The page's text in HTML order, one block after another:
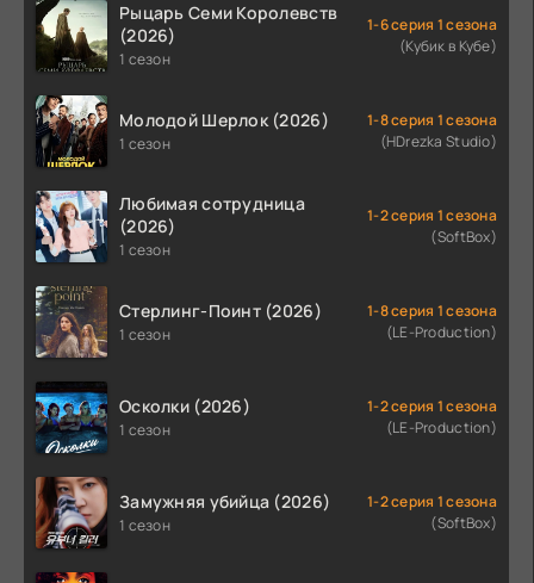
Рыцарь Семи Королевств
(2026)
1 сезон
1-6 серия 1 сезона
(Кубик в Кубе)
Молодой Шерлок (2026)
1 сезон
1-8 серия 1 сезона
(HDrezka Studio)
Любимая сотрудница
(2026)
1 сезон
1-2 серия 1 сезона
(SoftBox)
Стерлинг-Поинт (2026)
1 сезон
1-8 серия 1 сезона
(LE-Production)
Осколки (2026)
1 сезон
1-2 серия 1 сезона
(LE-Production)
Замужняя убийца (2026)
1 сезон
1-2 серия 1 сезона
(SoftBox)